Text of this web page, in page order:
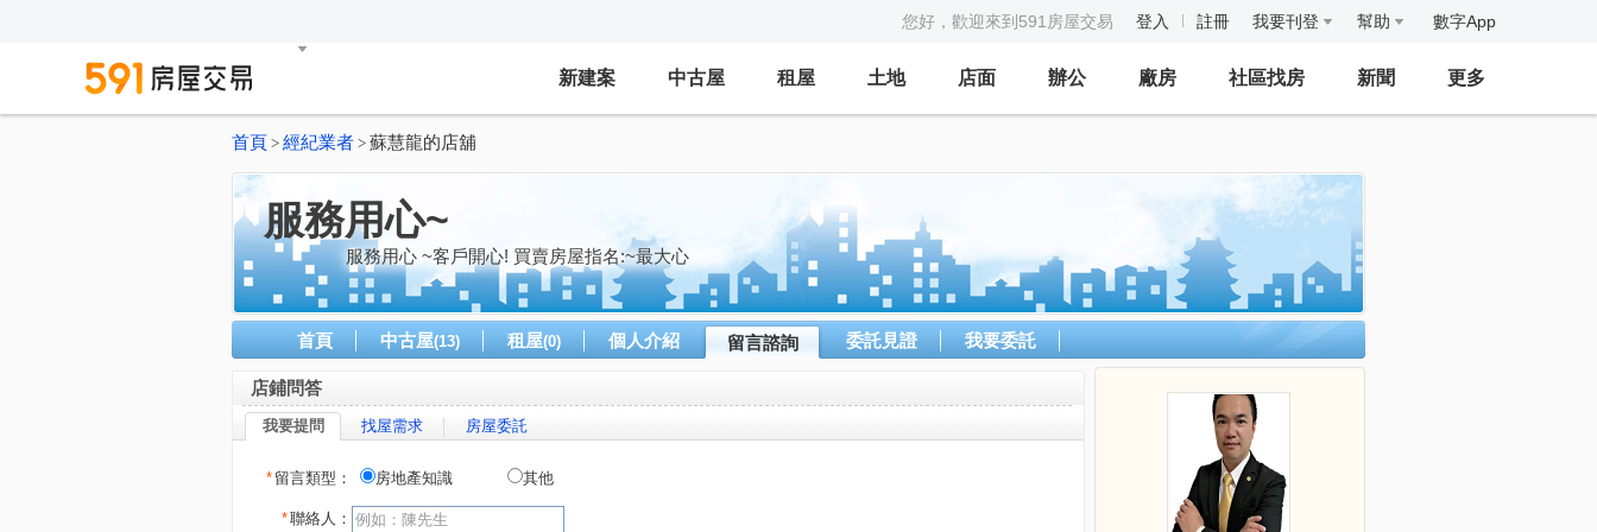
您好，歡迎來到591房屋交易 登入 註冊 我要刊登 幫助 數字App
新建案 中古屋 租屋 土地 店面 辦公 廠房 社區找房 新聞 更多
首頁 > 經紀業者 > 蘇慧龍的店舖
服務用心~
服務用心 ~客戶開心! 買賣房屋指名:~最大心
首頁 中古屋(13) 租屋(0) 個人介紹 留言諮詢 委託見證 我要委託
店鋪問答
我要提問 找屋需求 房屋委託
* 留言類型： 房地產知識 其他
*聯絡人：